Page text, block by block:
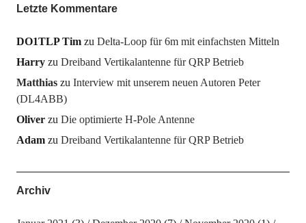
Letzte Kommentare
DO1TLP Timzu Delta-Loop für 6m mit einfachsten Mitteln
Harryzu Dreiband Vertikalantenne für QRP Betrieb
Matthiaszu Interview mit unserem neuen Autoren Peter
(DL4ABB)
Oliverzu Die optimierte H-Pole Antenne
Adamzu Dreiband Vertikalantenne für QRP Betrieb
Archiv